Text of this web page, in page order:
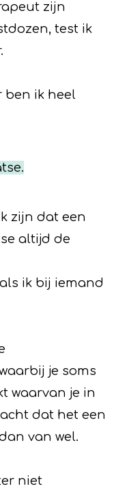
zijn
test ik
ben ik heel
zijn dat een
altijd de
als ik bij iemand
je soms
waarvan je in
dat het een
van wel.
niet